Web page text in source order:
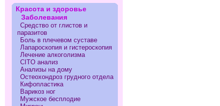
Красота и здоровье
Заболевания
Средство от глистов и
паразитов
Боль в плечевом суставе
Лапароскопия и гистероскопия
Лечение алкоголизма
CITO анализ
Анализы на дому
Остеохондроз грудного отдела
Кифопластика
Варикоз ног
Мужское бесплодие